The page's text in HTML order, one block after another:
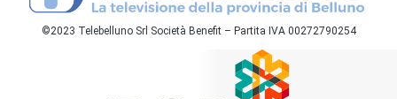
©2023 Telebelluno Srl Società Benefit – Partita IVA 00272790254